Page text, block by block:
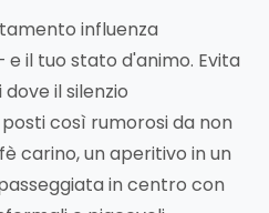
influenza
il tuo stato d'animo. Evita
il silenzio
così rumorosi da non
carino, un aperitivo in un
in centro con